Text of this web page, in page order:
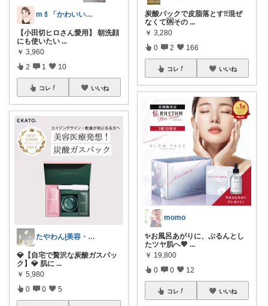
m💄「かわいい」は、作れる。
【小田切ヒロさん愛用】 朝洗顔
にも使いたい ...
￥ 3,960
2 1 10
コレ いいね
たやわん|美容・便利アイテムROOM
💎【自宅で贅沢な炭酸ガスパッ
ク】💎 肌に ...
￥ 5,980
0 0 5
炭酸パックで皮脂落とす‼️混ぜ
なくて🆗その ...
￥ 3,280
0 2 166
コレ いいね
momo
✨お風呂あがりに、ぷるんとし
たツヤ肌へ💖 ...
￥ 19,800
0 0 12
コレ いいね